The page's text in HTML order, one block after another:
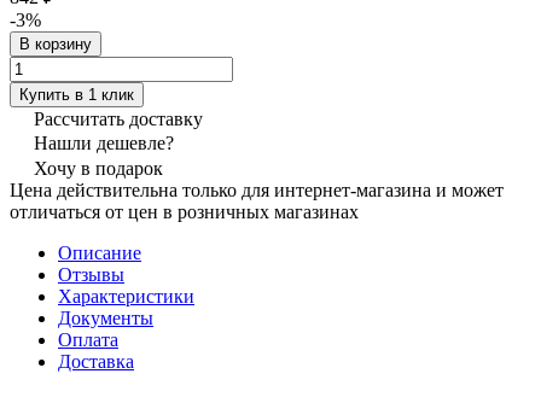
-3%
В корзину
Купить в 1 клик
Рассчитать доставку
Нашли дешевле?
Хочу в подарок
Цена действительна только для интернет-магазина и может
отличаться от цен в розничных магазинах
Описание
Отзывы
Характеристики
Документы
Оплата
Доставка